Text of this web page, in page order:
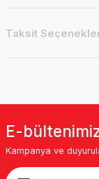
Taksit
E-
Kampanya ve